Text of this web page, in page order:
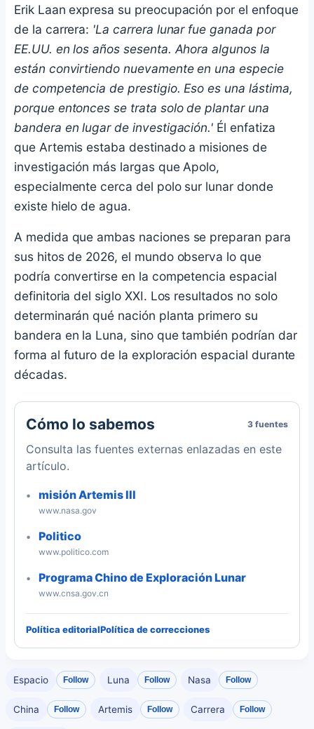
Erik Laan expresa su preocupación por el enfoque
de la carrera: 'La carrera lunar fue ganada por
EE.UU. en los años sesenta. Ahora algunos la
están convirtiendo nuevamente en una especie
de competencia de prestigio. Eso es una lástima,
porque entonces se trata solo de plantar una
bandera en lugar de investigación.' Él enfatiza
que Artemis estaba destinado a misiones de
investigación más largas que Apolo,
especialmente cerca del polo sur lunar donde
existe hielo de agua.
A medida que ambas naciones se preparan para
sus hitos de 2026, el mundo observa lo que
podría convertirse en la competencia espacial
definitoria del siglo XXI. Los resultados no solo
determinarán qué nación planta primero su
bandera en la Luna, sino que también podrían dar
forma al futuro de la exploración espacial durante
décadas.
Cómo lo sabemos 3 fuentes
Consulta las fuentes externas enlazadas en este
artículo.
misión Artemis III
www.nasa.gov
Politico
www.politico.com
Programa Chino de Exploración Lunar
www.cnsa.gov.cn
Política editorialPolítica de correcciones
Espacio Follow Luna Follow Nasa Follow
China Follow Artemis Follow Carrera Follow